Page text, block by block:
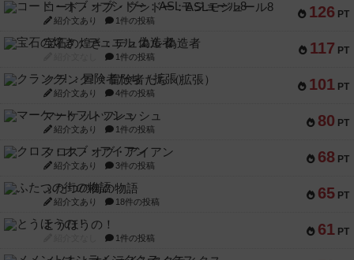
126 PT
コード・オブ・ブシドー：ASLモジュール8
紹介文あり 1件の投稿
117 PT
宝石の煌き：デュエル 偽造者
1件の投稿
101 PT
クランク! ：冒険者たち（拡張）
紹介文あり 4件の投稿
80 PT
マーケットフレッシュ
紹介文あり 1件の投稿
68 PT
クロス・オブ・アイアン
紹介文あり 3件の投稿
65 PT
ふたつの街の物語
紹介文あり 18件の投稿
61 PT
とうほうの！
1件の投稿